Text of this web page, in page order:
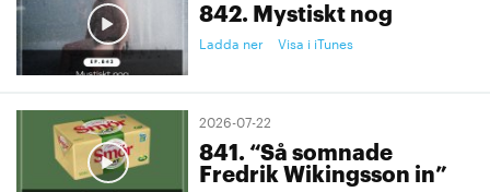
842. Mystiskt nog
Ladda ner Visa i iTunes
2026-07-22
841. “Så somnade
Fredrik Wikingsson in”